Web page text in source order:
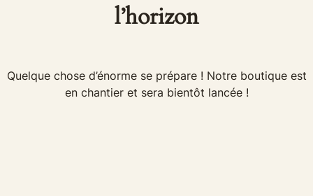
l’horizon
Quelque chose d’énorme se prépare ! Notre boutique est
en chantier et sera bientôt lancée !